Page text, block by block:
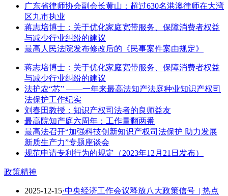
广东省律师协会副会长黄山：超过630名港澳律师在大湾
区九市执业
蒋志培博士：关于优化家庭宽带服务、保障消费者权益
与减少行业纠纷的建议
最高人民法院发布修改后的《民事案件案由规定》
蒋志培博士：关于优化家庭宽带服务、保障消费者权益
与减少行业纠纷的建议
法护农“芯” ——一年来最高法知产法庭种业知识产权司
法保护工作纪实
刘春田教授：知识产权司法者的良师益友
最高院知产庭六周年：工作量翻两番
最高法召开“加强科技创新知识产权司法保护 助力发展
新质生产力”专题座谈会
规范申请专利行为的规定（2023年12月21日发布）
政策精神
2025-12-15·中央经济工作会议释放八大政策信号 ​ | 热点